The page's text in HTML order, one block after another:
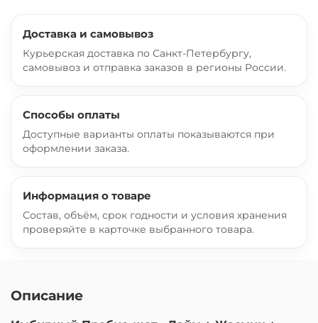
Доставка и самовывоз
Курьерская доставка по Санкт-Петербургу,
самовывоз и отправка заказов в регионы России.
Способы оплаты
Доступные варианты оплаты показываются при
оформлении заказа.
Информация о товаре
Состав, объём, срок годности и условия хранения
проверяйте в карточке выбранного товара.
Описание